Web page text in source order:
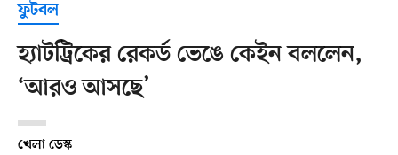
ফুটবল
হ্যাটট্রিকের রেকর্ড ভেঙে কেইন বললেন,
‘আরও আসছে’
খেলা ডেস্ক